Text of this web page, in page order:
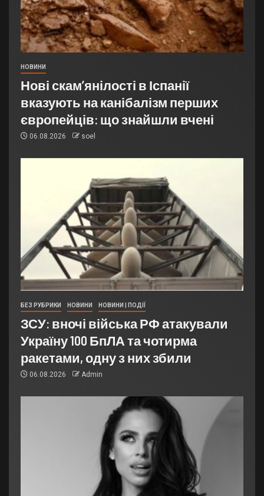
НОВИНИ
Нові скам’янілості в Іспанії
вказують на канібалізм перших
європейців: що знайшли вчені
06.08.2026 soel
БЕЗ РУБРИКИ НОВИНИ НОВИНИ | ПОДІЇ
ЗСУ: вночі війська РФ атакували
Україну 100 БпЛА та чотирма
ракетами, одну з них збили
06.08.2026 Admin